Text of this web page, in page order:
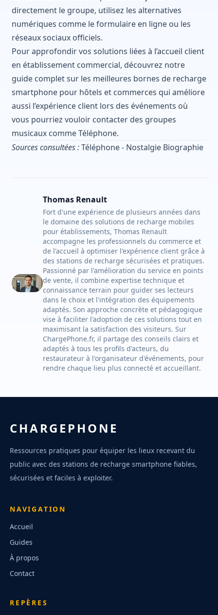
directement le groupe, utilisez les alternatives
numériques comme le formulaire en ligne ou les
réseaux sociaux officiels.
Pour approfondir vos solutions liées à l’accueil client
en établissement commercial, découvrez notre
guide complet sur les meilleures bornes de recharge
smartphone pour hôtels et commerces qui améliore
aussi l’expérience client lors des événements où
vous pourriez vouloir contacter des groupes
musicaux comme Téléphone.
Sources consultées :Téléphone - Nostalgie Biographie
Thomas Renault
Fort d'une expérience de plusieurs années dans
le domaine des solutions de recharge mobiles
pour établissements, Thomas Renault
accompagne les professionnels du commerce et
de l'accueil à optimiser l'expérience client grâce à
des stations de recharge sécurisées et pratiques.
Passionné par l'amélioration du service en points
de vente, il combine expertise technique et
connaissance terrain pour guider ses lecteurs
dans le choix et l'intégration des équipements
adaptés. Son approche concrète et pédagogique
vise à faciliter l'adoption de ces solutions tout en
maximisant la satisfaction des visiteurs. Sur
ChargePhone.fr, il partage des conseils clairs et
adaptés à tous les profils d'acteurs, du
restaurateur à l'organisateur d'événements, pour
rendre chaque lieu plus connecté et accueillant.
CHARGEPHONE
Ressources pratiques pour équiper les lieux recevant du
public avec des stations de recharge smartphone fiables,
sécurisées et faciles à exploiter.
NAVIGATION
Accueil
Guides
À propos
Contact
REPÈRES